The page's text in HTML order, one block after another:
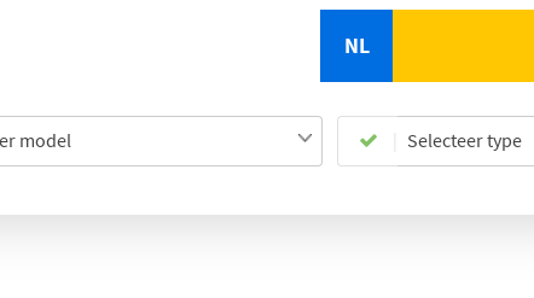
NL
model Selecteer type